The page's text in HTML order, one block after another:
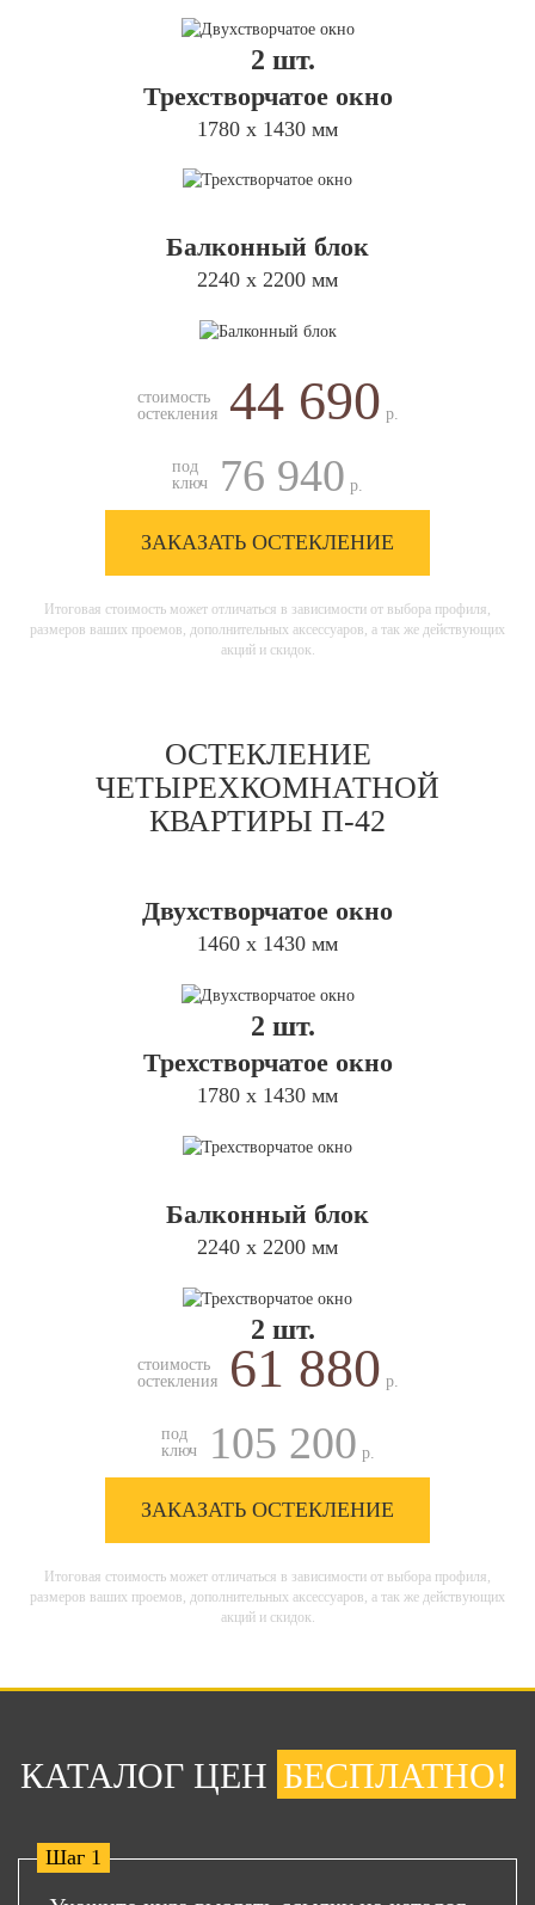
2 шт.
Трехстворчатое окно
1780 х 1430 мм
Балконный блок
2240 х 2200 мм
стоимость
остекления
44 690 р.
под
ключ
76 940 р.
ЗАКАЗАТЬ ОСТЕКЛЕНИЕ
Итоговая стоимость может отличаться в зависимости от выбора профиля,
размеров ваших проемов, дополнительных аксессуаров, а так же действующих
акций и скидок.
ОСТЕКЛЕНИЕ
ЧЕТЫРЕХКОМНАТНОЙ
КВАРТИРЫ П-42
Двухстворчатое окно
1460 х 1430 мм
2 шт.
Трехстворчатое окно
1780 х 1430 мм
Балконный блок
2240 х 2200 мм
2 шт.
стоимость
остекления
61 880 р.
под
ключ
105 200 р.
ЗАКАЗАТЬ ОСТЕКЛЕНИЕ
Итоговая стоимость может отличаться в зависимости от выбора профиля,
размеров ваших проемов, дополнительных аксессуаров, а так же действующих
акций и скидок.
КАТАЛОГ ЦЕН БЕСПЛАТНО!
Шаг 1